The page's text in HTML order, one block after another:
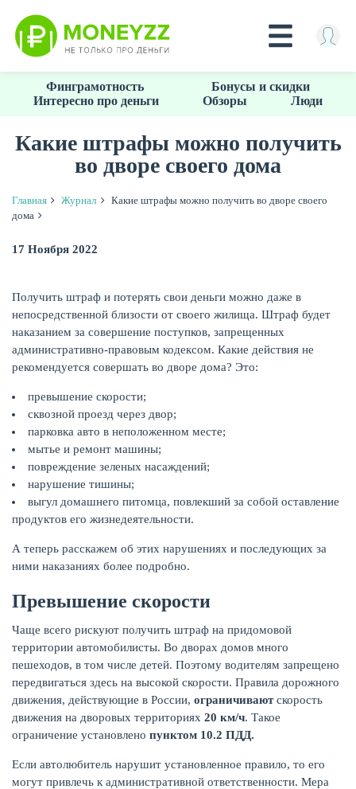
основному
КРЕДИТЫ
КАРТЫ
Финграмотность
Бонусы и скидки
Интересно про деньги
Обзоры Люди
Какие штрафы можно получить
во дворе своего дома
Главная Журнал
Какие штрафы можно получить во дворе своего
дома
17 Ноября 2022
Получить штраф и потерять свои деньги можно даже в
непосредственной близости от своего жилища. Штраф будет
наказанием за совершение поступков, запрещенных
административно-правовым кодексом. Какие действия не
рекомендуется совершать во дворе дома? Это:
превышение скорости;
сквозной проезд через двор;
парковка авто в неположенном месте;
мытье и ремонт машины;
повреждение зеленых насаждений;
нарушение тишины;
выгул домашнего питомца, повлекший за собой оставление
продуктов его жизнедеятельности.
А теперь расскажем об этих нарушениях и последующих за
ними наказаниях более подробно.
Превышение скорости
Чаще всего рискуют получить штраф на придомовой
территории автомобилисты. Во дворах домов много
пешеходов, в том числе детей. Поэтому водителям запрещено
передвигаться здесь на высокой скорости. Правила дорожного
движения, действующие в России, ограничиваютскорость
движения на дворовых территориях 20 км/ч. Такое
ограничение установлено пунктом 10.2 ПДД.
Если автолюбитель нарушит установленное правило, то его
могут привлечь к административной ответственности. Мера